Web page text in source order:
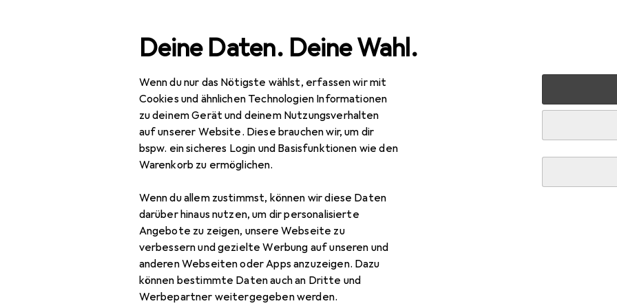
Deine Daten. Deine Wahl.
Wenn du nur das Nötigste wählst, erfassen wir mit
Cookies und ähnlichen Technologien Informationen
zu deinem Gerät und deinem Nutzungsverhalten
auf unserer Website. Diese brauchen wir, um dir
bspw. ein sicheres Login und Basisfunktionen wie den
Warenkorb zu ermöglichen.
Wenn du allem zustimmst, können wir diese Daten
darüber hinaus nutzen, um dir personalisierte
Angebote zu zeigen, unsere Webseite zu
verbessern und gezielte Werbung auf unseren und
anderen Webseiten oder Apps anzuzeigen. Dazu
können bestimmte Daten auch an Dritte und
Werbepartner weitergegeben werden.
Navigation nach KategorienIT + Multimedia Smartphones + Tablets Smartphone Zubehör